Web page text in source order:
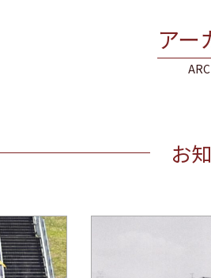
アー
お